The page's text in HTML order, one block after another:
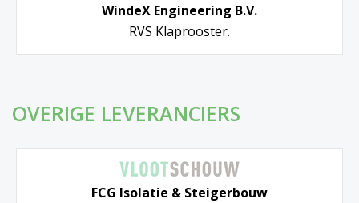
WindeX Engineering B.V.
RVS Klaprooster.
OVERIGE LEVERANCIERS
FCG Isolatie & Steigerbouw